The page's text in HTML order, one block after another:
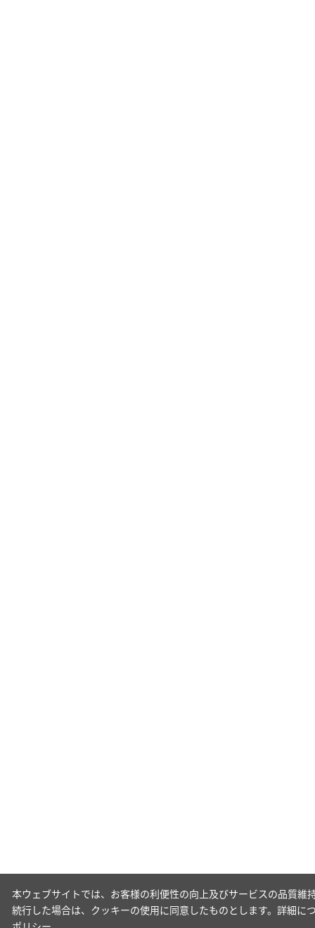
本ウェブサイトでは、お客様の利便性の向上及びサービスの品質
続行した場合は、クッキーの使用に同意したものとします。詳細